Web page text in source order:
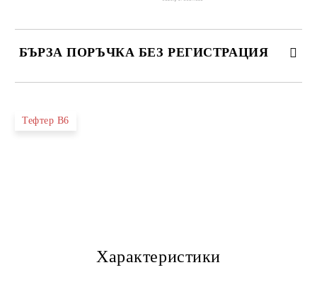
БЪРЗА ПОРЪЧКА БЕЗ РЕГИСТРАЦИЯ
Тефтер В6
Характеристики